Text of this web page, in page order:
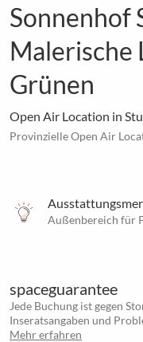
Sonnenhof
Malerische
Grünen
Open Air Location in
Provinzielle Open Air
Außenbereich für
spaceguarantee
Jede Buchung ist gegen
Inseratsangaben und
Mehr erfahren